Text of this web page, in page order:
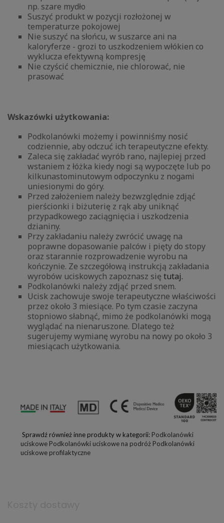
np. szare mydło
Suszyć produkt w pozycji rozłożonej w
temperaturze pokojowej
Nie suszyć na słońcu, w suszarce ani na
kaloryferze - grozi to uszkodzeniem włókien co
wyklucza efektywną kompresję
Nie czyścić chemicznie, nie chlorować, nie
prasować
Wskazówki użytkowania:
Podkolanówki możemy i powinniśmy nosić
codziennie, aby odczuć ich terapeutyczne efekty.
Zaleca się zakładać wyrób rano, najlepiej przed
wstaniem z łóżka kiedy nogi są wypoczęte lub po
kilkunastominutowym odpoczynku z nogami
uniesionymi do góry.
Przed założeniem należy bezwzględnie zdjąć
pierścionki i biżuterię z rąk aby uniknąć
przypadkowego zaciągnięcia i uszkodzenia
dzianiny.
Przy zakładaniu należy zwrócić uwagę na
poprawne dopasowanie palców i pięty do stopy
oraz starannie rozprowadzenie wyrobu na
kończynie. Ze szczegółową instrukcją zakładania
wyrobów uciskowych zapoznasz się tutaj.
Podkolanówki należy zdjąć przed snem.
Ucisk zachowuje swoje terapeutyczne właściwości
przez około 3 miesiące. Po tym czasie zaczyna
stopniowo słabnąć, mimo że podkolanówki mogą
wyglądać na nienaruszone. Dlatego też
sugerujemy wymianę wyrobu na nowy po około 3
miesiącach użytkowania.
Sprawdź również inne produkty w kategorii: Podkolanówki
uciskowe Podkolanówki uciskowe na podróż Podkolanówki
uciskowe profilaktyczne